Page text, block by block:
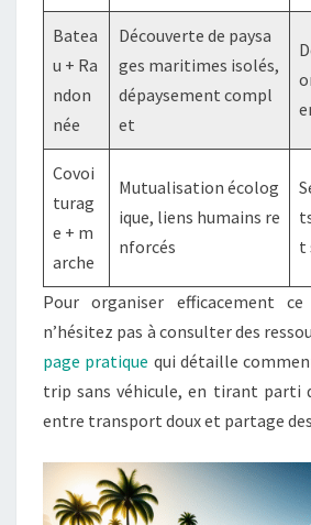
Batea
u + Ra
ndon
née
Découverte de paysa
ges maritimes isolés,
dépaysement compl
et
Covoi
turag
e + m
arche
Mutualisation écolog
ique, liens humains re
nforcés
t
Pour organiser efficacement
n’hésitez pas à consulter des
page pratique qui détaille
trip sans véhicule, en tirant parti
entre transport doux et partage